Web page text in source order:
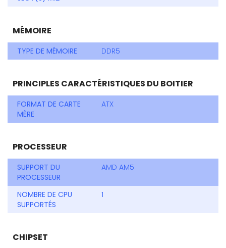
MÉMOIRE
TYPE DE MÉMOIRE DDR5
PRINCIPLES CARACTÉRISTIQUES DU BOITIER
FORMAT DE CARTE
MÈRE
ATX
PROCESSEUR
SUPPORT DU
PROCESSEUR
AMD AM5
NOMBRE DE CPU
SUPPORTÉS
1
CHIPSET